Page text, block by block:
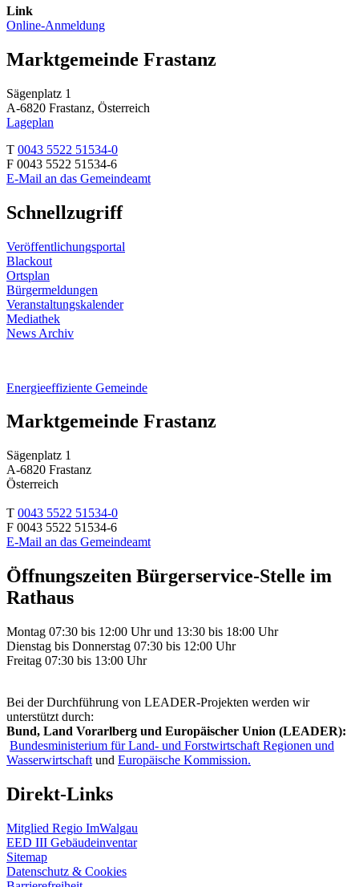
Link
Online-Anmeldung
Marktgemeinde Frastanz
Sägenplatz 1
A-6820 Frastanz, Österreich
Lageplan
T 0043 5522 51534-0
F 0043 5522 51534-6
E-Mail an das Gemeindeamt
Schnellzugriff
Veröffentlichungsportal
Blackout
Ortsplan
Bürgermeldungen
Veranstaltungskalender
Mediathek
News Archiv
Energieeffiziente Gemeinde
Marktgemeinde Frastanz
Sägenplatz 1
A-6820 Frastanz
Österreich
T 0043 5522 51534-0
F 0043 5522 51534-6
E-Mail an das Gemeindeamt
Öffnungszeiten Bürgerservice-Stelle im
Rathaus
Montag 07:30 bis 12:00 Uhr und 13:30 bis 18:00 Uhr
Dienstag bis Donnerstag 07:30 bis 12:00 Uhr
Freitag 07:30 bis 13:00 Uhr
Bei der Durchführung von LEADER-Projekten werden wir
unterstützt durch:
Bund, Land Vorarlberg und Europäischer Union (LEADER):
Bundesministerium für Land- und Forstwirtschaft Regionen und
Wasserwirtschaft und Europäische Kommission.
Direkt-Links
Mitglied Regio ImWalgau
EED III Gebäudeinventar
Sitemap
Datenschutz & Cookies